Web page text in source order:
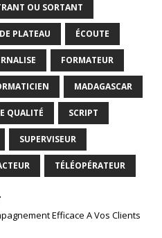
OU SORTANT
PLATEAU ÉCOUTE
FORMATEUR
MADAGASCAR
QUALITÉ SCRIPT
SUPERVISEUR
TÉLÉOPÉRATEUR
Efficace A Vos Clients